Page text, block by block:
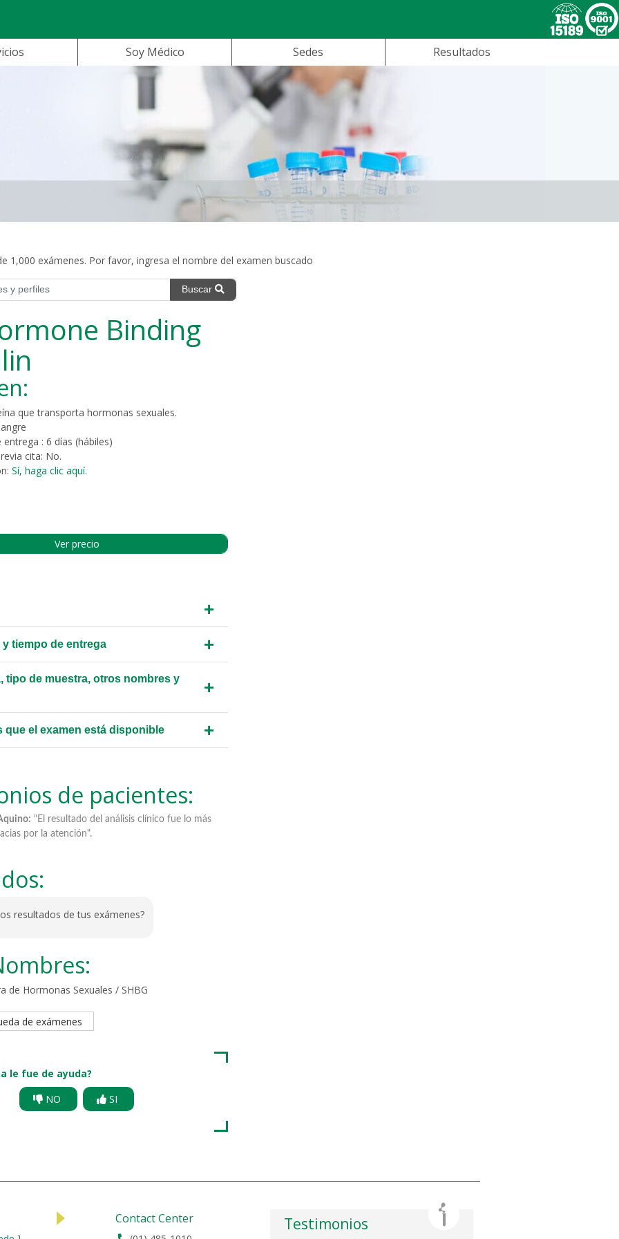
Soy Médico Sedes Resultados
1,000 exámenes. Por favor, ingresa el nombre del examen buscado
Buscar
Binding
que transporta hormonas sexuales.
entrega :6 días (hábiles)
cita: No.
Sí, haga clic aquí.
Ver precio
+
y tiempo de entrega +
tipo de muestra, otros nombres y
+
que el examen está disponible +
de pacientes:
del análisis clínico fue lo más
atención".
Rohelli Franchesca Duran Vargas:
resultados de tus exámenes?
de Hormonas Sexuales / SHBG
de exámenes
le fue de ayuda?
NO
SI
Contact Center Testimonios